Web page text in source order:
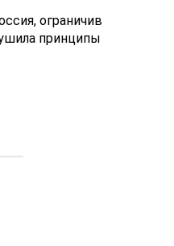
ограничив
принципы